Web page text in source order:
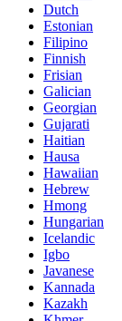
Dutch
Estonian
Filipino
Finnish
Frisian
Galician
Georgian
Gujarati
Haitian
Hausa
Hawaiian
Hebrew
Hmong
Hungarian
Icelandic
Igbo
Javanese
Kannada
Kazakh